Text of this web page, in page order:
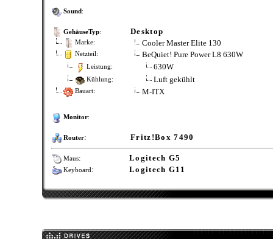
Sound:
GehäuseTyp: Desktop
Marke: Cooler Master Elite 130
Netzteil: BeQuiet! Pure Power L8 630W
Leistung: 630W
Kühlung: Luft gekühlt
Bauart: M-ITX
Monitor:
Router: Fritz!Box 7490
Maus: Logitech G5
Keyboard: Logitech G11